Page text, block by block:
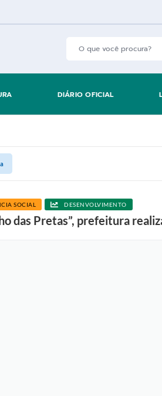
DIÁRIO OFICIAL
SOCIAL DESENVOLVIMENTO
das Pretas”, prefeitura